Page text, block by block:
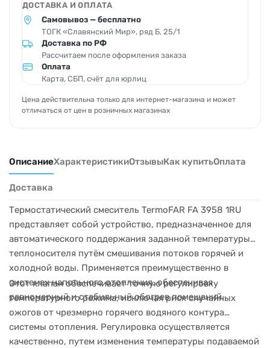
ДОСТАВКА И ОПЛАТА
Самовывоз — бесплатно
ТОГК «Славянский Мир», ряд Б, 25/1
Доставка по РФ
Рассчитаем после оформления заказа
Оплата
Карта, СБП, счёт для юрлиц
Цена действительна только для интернет-магазина и может
отличаться от цен в розничных магазинах
ОписаниеХарактеристикиОтзывыКак купитьОплата
Доставка
Термостатический смеситель TermoFAR FA 3958 1RU
представляет собой устройство, предназначенное для
автоматического поддержания заданной температуры
теплоносителя путём смешивания потоков горячей и
холодной воды. Применяется преимущественно в
системах напольного отопления, обеспечивая
равномерный и стабильный обогрев помещений.
Этот клапан обеспечивает точную регулировку
температурного режима, исключая риск случайных
ожогов от чрезмерно горячего водяного контура
системы отопления. Регулировка осуществляется
качественно, путем изменения температуры подаваемой